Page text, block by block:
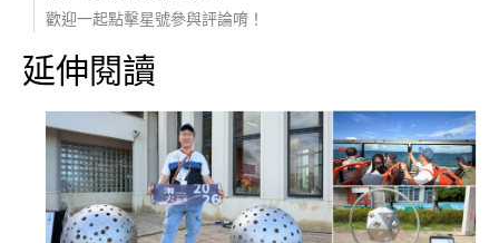
歡迎一起點擊星號參與評論唷！
延伸閱讀